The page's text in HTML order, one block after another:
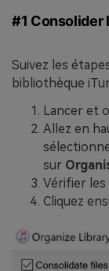
#1 Consolider
Suivez les
bibliothèque
Lancer et
Allez en
sur
Vérifier les
Cliquez